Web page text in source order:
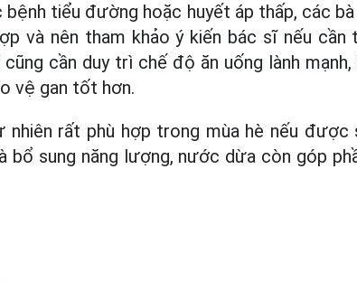
tiểu đường hoặc huyết áp thấp, các
và nên tham khảo ý kiến bác sĩ nếu cần
cần duy trì chế độ ăn uống lành
vệ gan tốt hơn.
rất phù hợp trong mùa hè nếu được
bổ sung năng lượng, nước dừa còn góp